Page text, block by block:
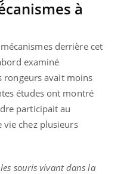
à
derrière cet
examiné
avait moins
études ont montré
participait au
chez plusieurs
souris vivant dans la